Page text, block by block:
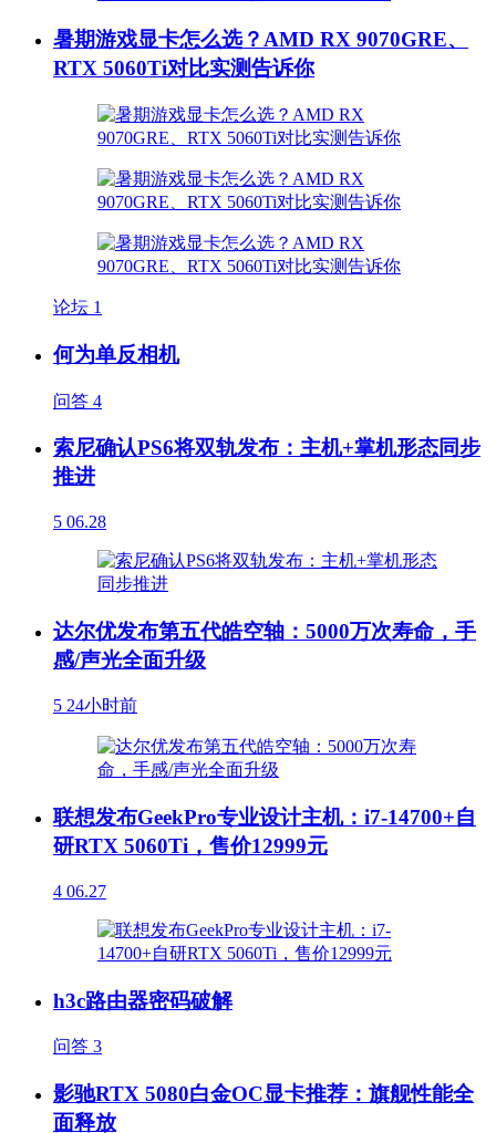
暑期游戏显卡怎么选？AMD RX 9070GRE、
RTX 5060Ti对比实测告诉你
论坛 1
何为单反相机
问答 4
索尼确认PS6将双轨发布：主机+掌机形态同步
推进
5 06.28
达尔优发布第五代皓空轴：5000万次寿命，手
感/声光全面升级
5 24小时前
联想发布GeekPro专业设计主机：i7-14700+自
研RTX 5060Ti，售价12999元
4 06.27
h3c路由器密码破解
问答 3
影驰RTX 5080白金OC显卡推荐：旗舰性能全
面释放